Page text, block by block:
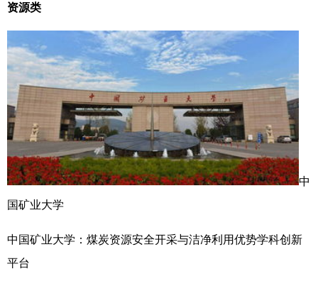
资源类
中
国矿业大学
中国矿业大学：煤炭资源安全开采与洁净利用优势学科创新
平台